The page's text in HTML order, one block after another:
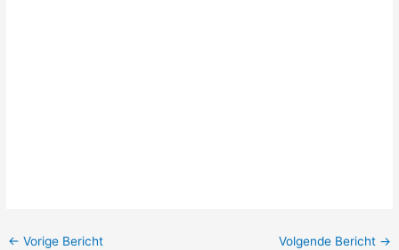
← Vorige Bericht Volgende Bericht →